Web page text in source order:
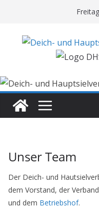
springen
Unser Team
Der Deich- und
dem Vorstand, der
und dem Betriebshof.